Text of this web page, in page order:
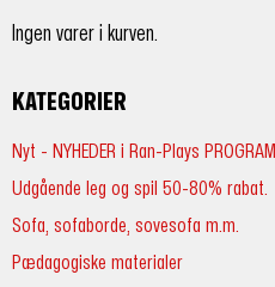
Ingen varer i kurven.
KATEGORIER
Nyt - NYHEDER i Ran-Plays PROGRAM.
Udgående leg og spil 50-80% rabat.
Sofa, sofaborde, sovesofa m.m.
Pædagogiske materialer